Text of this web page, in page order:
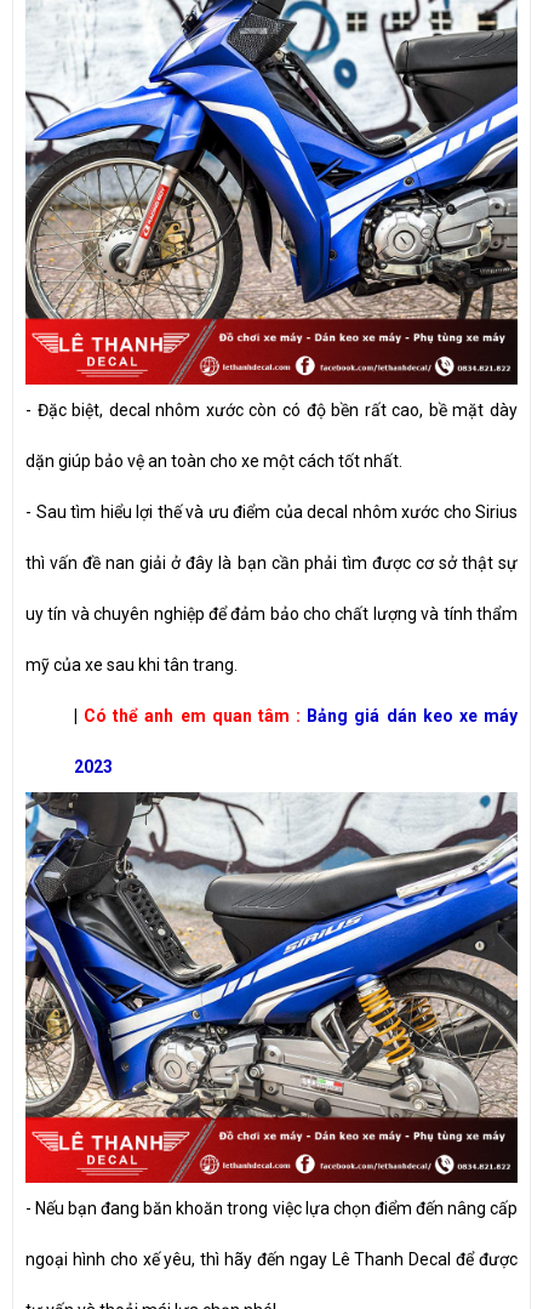
- Đặc biệt, decal nhôm xước còn có độ bền rất cao, bề mặt dày
dặn giúp bảo vệ an toàn cho xe một cách tốt nhất.
- Sau tìm hiểu lợi thế và ưu điểm của decal nhôm xước cho Sirius
thì vấn đề nan giải ở đây là bạn cần phải tìm được cơ sở thật sự
uy tín và chuyên nghiệp để đảm bảo cho chất lượng và tính thẩm
mỹ của xe sau khi tân trang.
| Có thể anh em quan tâm : Bảng giá dán keo xe máy
2023
- Nếu bạn đang băn khoăn trong việc lựa chọn điểm đến nâng cấp
ngoại hình cho xế yêu, thì hãy đến ngay Lê Thanh Decal để được